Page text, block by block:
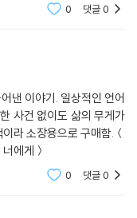
은 주류로 일컬어지는 질
, 주류의 궤도 밖으로 밀
집중해 온 테마다. 전삼
년, 젠더 규범에 얽매이지
애를 가진 청소년은 자신
. 누군가를 살리기 위해
이 서 있다.
0 댓글0
낸 이야기. 일상적인 언어
사건 없이도 삶의 무게가
라 소장용으로 구매함.＜
에게＞
0 댓글0